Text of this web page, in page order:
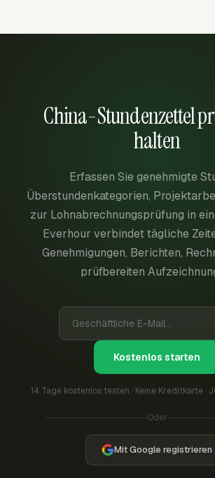
China-Stundenzettel
halten
Erfassen Sie genehmigte
Überstundenkategorien,
zur Lohnabrechnungsprüfung in
Everhour verbindet tägliche
Genehmigungen, Berichten,
prüfbereiten
Kostenlos starten
14 Tage kostenlos testen · Keine Kreditkarte ·
Oder
Mit Google registrieren